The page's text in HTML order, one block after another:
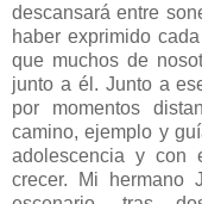
descansará entre
haber exprimido
que muchos de
junto a él. Junto a
por momentos
camino, ejemplo y
adolescencia y con
crecer. Mi hermano